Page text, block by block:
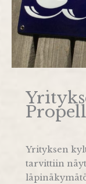
Yrityksen
tarvittiin